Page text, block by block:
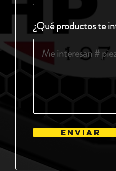
¿Qué productos te
Enviar